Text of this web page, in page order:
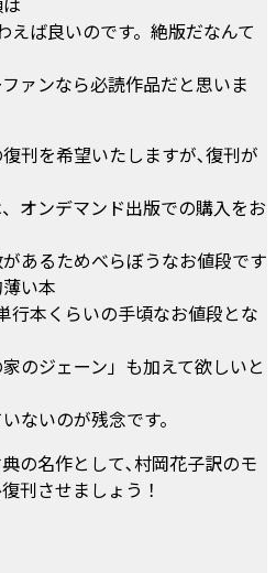
えば良いのです。絶版だなんて
ァンなら必読作品だと思いま
刊を希望いたしますが､復刊が
オンデマンド出版での購入をお
あるためべらぼうなお値段です
い本
行本くらいの手頃なお値段とな
のジェーン」も加えて欲しいと
ないのが残念です。
の名作として､村岡花子訳のモ
刊させましょう！